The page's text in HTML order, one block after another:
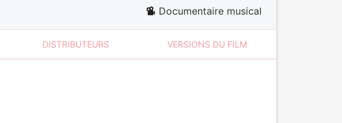
Documentaire musical
DISTRIBUTEURS VERSIONS DU FILM